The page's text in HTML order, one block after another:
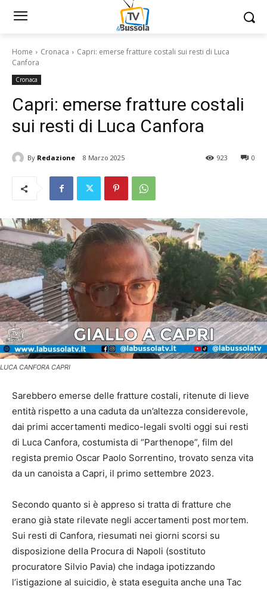
Home Cronaca
Capri: emerse fratture costali sui resti di Luca
Canfora
Cronaca
Capri: emerse fratture costali
sui resti di Luca Canfora
By Redazione 8 Marzo 2025 0
923
LUCA CANFORA CAPRI
Sarebbero emerse delle fratture costali, ritenute di lieve
entità rispetto a una caduta da un’altezza considerevole,
dai primi accertamenti medico-legali svolti oggi sui resti
di Luca Canfora, costumista di “Parthenope”, film del
regista premio Oscar Paolo Sorrentino, trovato senza vita
da un canoista a Capri, il primo settembre 2023.
Secondo quanto si è appreso si tratta di fratture che
erano già state rilevate negli accertamenti post mortem.
Sui resti di Canfora, riesumati nei giorni scorsi su
disposizione della Procura di Napoli (sostituto
procuratore Silvio Pavia) che indaga ipotizzando
l’istigazione al suicidio, è stata eseguita anche una Tac